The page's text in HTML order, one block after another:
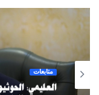
متابعات
العليمي: